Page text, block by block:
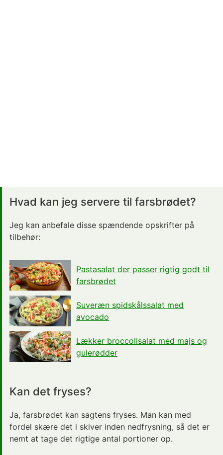
Hvad kan jeg servere til farsbrødet?
Jeg kan anbefale disse spændende opskrifter på
tilbehør:
Pastasalat der passer rigtig godt til
farsbrødet
Suveræn spidskålssalat med
avocado
Lækker broccolisalat med majs og
gulerødder
Kan det fryses?
Ja, farsbrødet kan sagtens fryses. Man kan med
fordel skære det i skiver inden nedfrysning, så det er
nemt at tage det rigtige antal portioner op.